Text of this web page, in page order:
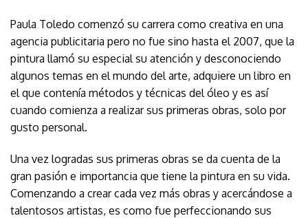
Paula Toledo comenzó su carrera como creativa en una
agencia publicitaria pero no fue sino hasta el 2007, que la
pintura llamó su especial su atención y desconociendo
algunos temas en el mundo del arte, adquiere un libro en
el que contenía métodos y técnicas del óleo y es así
cuando comienza a realizar sus primeras obras, solo por
gusto personal.
Una vez logradas sus primeras obras se da cuenta de la
gran pasión e importancia que tiene la pintura en su vida.
Comenzando a crear cada vez más obras y acercándose a
talentosos artistas, es como fue perfeccionando sus